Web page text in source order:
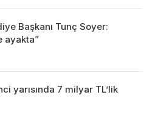
Başkanı Tunç Soyer:
ayakta”
yarısında 7 milyar TL’lik